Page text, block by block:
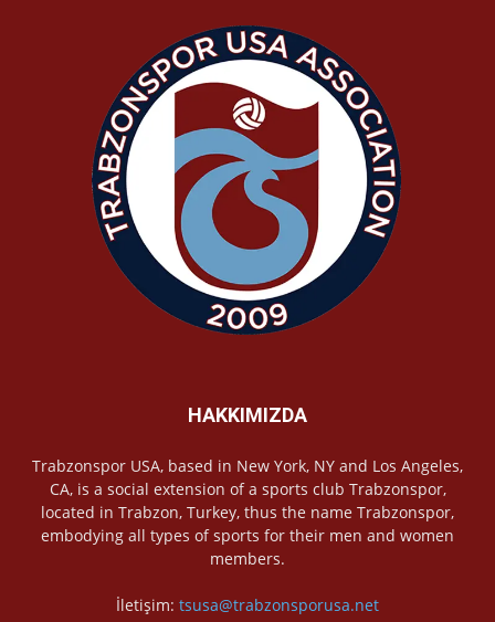
HAKKIMIZDA
Trabzonspor USA, based in New York, NY and Los Angeles,
CA, is a social extension of a sports club Trabzonspor,
located in Trabzon, Turkey, thus the name Trabzonspor,
embodying all types of sports for their men and women
members.
İletişim: tsusa@trabzonsporusa.net